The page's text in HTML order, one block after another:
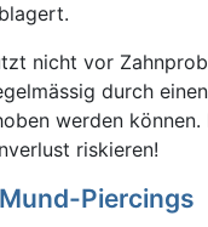
nicht vor
durch
werden
riskieren!
Piercings